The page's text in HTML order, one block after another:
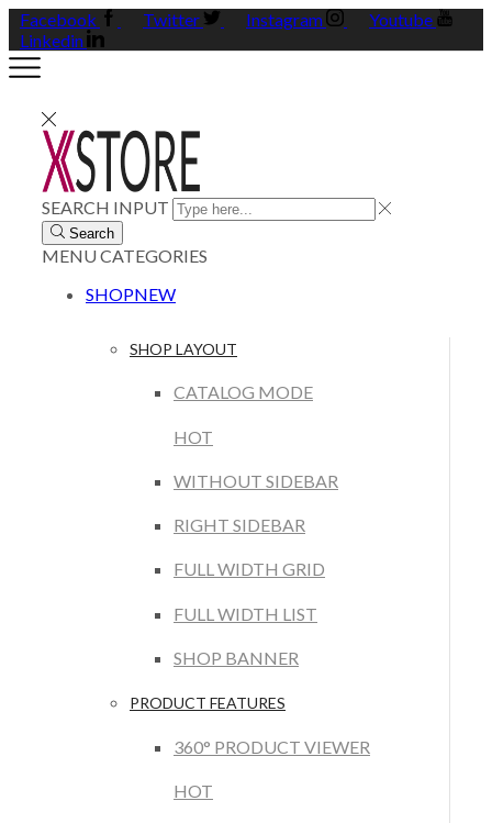
Facebook Twitter Instagram
Youtube
Linkedin
SEARCH INPUT
Search
MENUCATEGORIES
SHOPNEW
SHOP LAYOUT
CATALOG MODE
HOT
WITHOUT SIDEBAR
RIGHT SIDEBAR
FULL WIDTH GRID
FULL WIDTH LIST
SHOP BANNER
PRODUCT FEATURES
360° PRODUCT VIEWER
HOT